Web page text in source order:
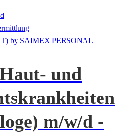
und
m/w/d -